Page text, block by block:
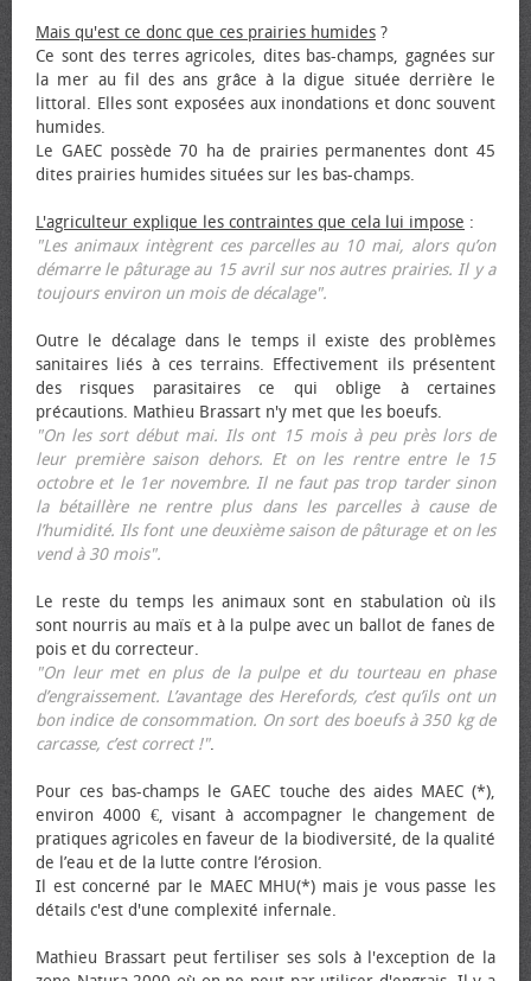
Mais qu'est ce donc que ces prairies humides ?
Ce sont des terres agricoles, dites bas-champs, gagnées sur
la mer au fil des ans grâce à la digue située derrière le
littoral. Elles sont exposées aux inondations et donc souvent
humides.
Le GAEC possède 70 ha de prairies permanentes dont 45
dites prairies humides situées sur les bas-champs.
L'agriculteur explique les contraintes que cela lui impose :
"Les animaux intègrent ces parcelles au 10 mai, alors qu’on
démarre le pâturage au 15 avril sur nos autres prairies. Il y a
toujours environ un mois de décalage".
Outre le décalage dans le temps il existe des problèmes
sanitaires liés à ces terrains. Effectivement ils présentent
des risques parasitaires ce qui oblige à certaines
précautions. Mathieu Brassart n'y met que les bœufs.
"On les sort début mai. Ils ont 15 mois à peu près lors de
leur première saison dehors. Et on les rentre entre le 15
octobre et le 1er novembre. Il ne faut pas trop tarder sinon
la bétaillère ne rentre plus dans les parcelles à cause de
l’humidité. Ils font une deuxième saison de pâturage et on les
vend à 30 mois".
Le reste du temps les animaux sont en stabulation où ils
sont nourris au maïs et à la pulpe avec un ballot de fanes de
pois et du correcteur.
"On leur met en plus de la pulpe et du tourteau en phase
d’engraissement. L’avantage des Herefords, c’est qu’ils ont un
bon indice de consommation. On sort des bœufs à 350 kg de
carcasse, c’est correct !".
Pour ces bas-champs le GAEC touche des aides MAEC (*),
environ 4000 €, visant à accompagner le changement de
pratiques agricoles en faveur de la biodiversité, de la qualité
de l’eau et de la lutte contre l’érosion.
Il est concerné par le MAEC MHU(*) mais je vous passe les
détails c'est d'une complexité infernale.
Mathieu Brassart peut fertiliser ses sols à l'exception de la